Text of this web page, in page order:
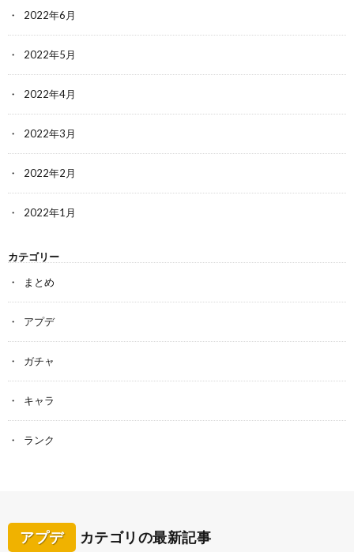
2022年6月
2022年5月
2022年4月
2022年3月
2022年2月
2022年1月
カテゴリー
まとめ
アプデ
ガチャ
キャラ
ランク
アプデ カテゴリの最新記事